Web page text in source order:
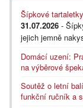
Šípkové
31.07.2026 -
jejich jemně
Domácí uzení:
na výběrové
Soutěž o letní
funkční ručník a